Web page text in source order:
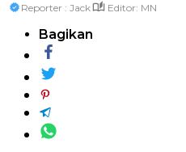
Reporter : Jack
Editor: MN
Bagikan